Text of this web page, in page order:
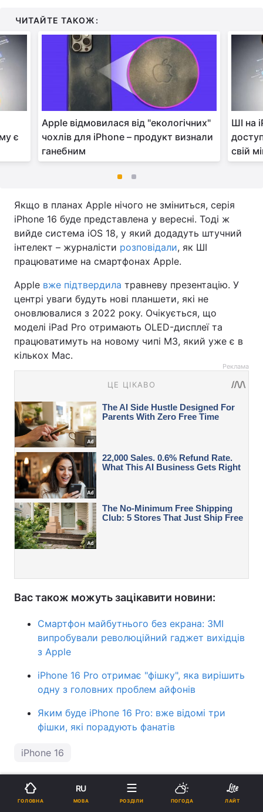
ЧИТАЙТЕ ТАКОЖ:
є
Apple відмовилася від "екологічних"
чохлів для iPhone – продукт визнали
ганебним
ШІ на
свій
Якщо в планах Apple нічого не зміниться, серія
iPhone 16 буде представлена у вересні. Тоді ж
вийде система iOS 18, у який додадуть штучний
інтелект – журналісти розповідали, як ШІ
працюватиме на смартфонах Apple.
Apple вже підтвердила травневу презентацію. У
центрі уваги будуть нові планшети, які не
оновлювалися з 2022 року. Очікується, що
моделі iPad Pro отримають OLED-дисплеї та
працюватимуть на новому чипі M3, який уже є в
кількох Mac.
Реклама
Вас також можуть зацікавити новини:
Смартфон майбутнього без екрана: ЗМІ
випробували революційний гаджет вихідців
з Apple
iPhone 16 Pro отримає "фішку", яка вирішить
одну з головних проблем айфонів
Яким буде iPhone 16 Pro: вже відомі три
фішки, які порадують фанатів
iPhone 16
ПІДТРИМАЙТЕ НАС
ГОЛОВНА
RU
МОВА РОЗДІЛИ ПОГОДА ЛАЙТ